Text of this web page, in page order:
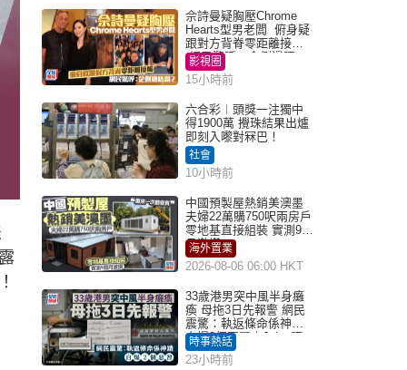
佘詩曼疑胸壓Chrome
Hearts型男老闆 俯身疑
跟對方背脊零距離接觸
網民驚呼：企側邊唔
得？
影視圈
15小時前
六合彩︱頭獎一注獨中
得1900萬 攪珠結果出爐
即刻入嚟對冧巴！
社會
10小時前
中國預製屋熱銷美澳墨
夫婦22萬購750呎兩房戶
零地基直接組裝 實測9個
月激讚
海外置業
2026-08-06 06:00 HKT
33歲港男突中風半身癱
瘓 母拖3日先報警 網民
震驚：執返條命係神蹟
自爆2個惡習｜Juicy叮
時事熱話
23小時前